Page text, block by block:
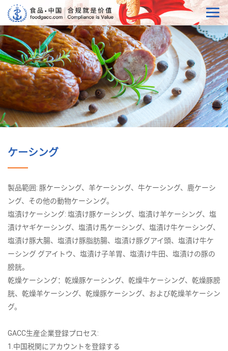
ケーシング
製品範囲: 豚ケーシング、羊ケーシング、牛ケーシング、鹿ケーシ
ング、その他の動物ケーシング。
塩漬けケーシング: 塩漬け豚ケーシング、塩漬け羊ケーシング、塩
漬けヤギケーシング、塩漬け馬ケーシング、塩漬け牛ケーシング、
塩漬け豚大腸、塩漬け豚脂肪腸、塩漬け豚グアイ頭、塩漬け牛ケ
ーシング グアイトウ、塩漬け子羊胃、塩漬け牛田、塩漬けの豚の
膀胱。
乾燥ケーシング：乾燥豚ケーシング、乾燥牛ケーシング、乾燥豚膀
胱、乾燥羊ケーシング、乾燥豚ケーシング、および乾燥羊ケーシン
グ。
GACC生産企業登録プロセス:
1.中国税関にアカウントを登録する